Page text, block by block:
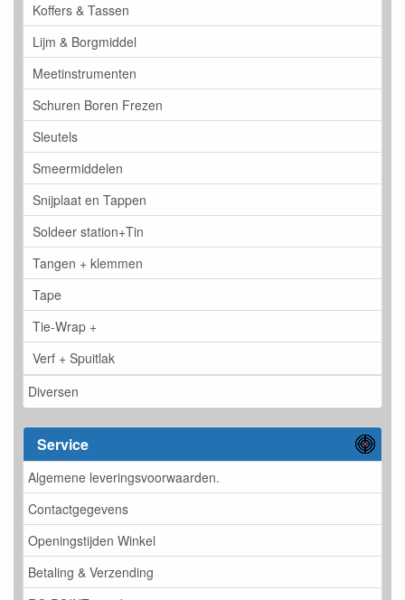
Koffers & Tassen
Lijm & Borgmiddel
Meetinstrumenten
Schuren Boren Frezen
Sleutels
Smeermiddelen
Snijplaat en Tappen
Soldeer station+Tin
Tangen + klemmen
Tape
Tie-Wrap +
Verf + Spuitlak
Diversen
Service
Algemene leveringsvoorwaarden.
Contactgegevens
Openingstijden Winkel
Betaling & Verzending